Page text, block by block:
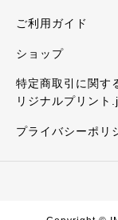
ご利用ガイド
ショップ
特定商取引に関す
リジナルプリント
プライバシーポリ